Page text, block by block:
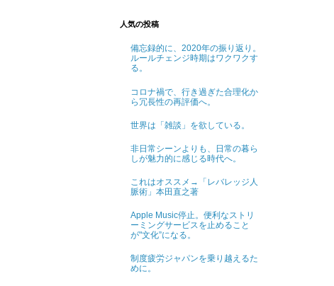
人気の投稿
備忘録的に、2020年の振り返り。
ルールチェンジ時期はワクワクす
る。
コロナ禍で、行き過ぎた合理化か
ら冗長性の再評価へ。
世界は「雑談」を欲している。
非日常シーンよりも、日常の暮ら
しが魅力的に感じる時代へ。
これはオススメ→「レバレッジ人
脈術」本田直之著
Apple Music停止。便利なストリ
ーミングサービスを止めること
が"文化”になる。
制度疲労ジャパンを乗り越えるた
めに。